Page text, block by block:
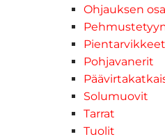
Ohjauksen
Pientarvikkeet
Pohjavanerit
Solumuovit
Tarrat
Tuolit